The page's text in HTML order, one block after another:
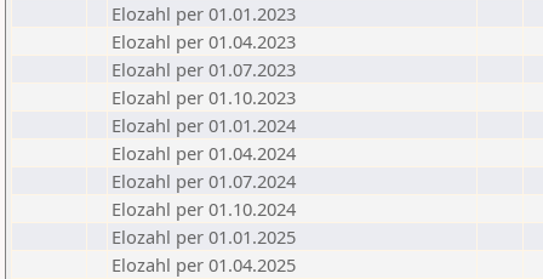
Elozahl per 01.01.2023
Elozahl per 01.04.2023
Elozahl per 01.07.2023
Elozahl per 01.10.2023
Elozahl per 01.01.2024
Elozahl per 01.04.2024
Elozahl per 01.07.2024
Elozahl per 01.10.2024
Elozahl per 01.01.2025
Elozahl per 01.04.2025